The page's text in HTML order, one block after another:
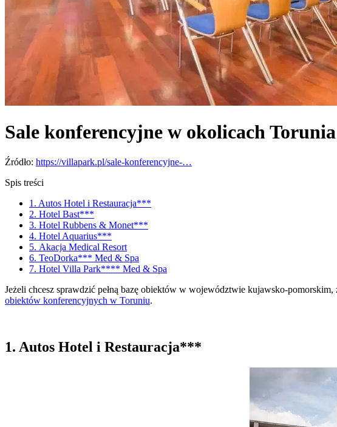
Sale konferencyjne w okolicach
Źródło: https://villapark.pl/sale-konferencyjne-…
Spis treści
1. Autos Hotel i Restauracja***
2. Hotel Bast***
3. Hotel Rubbens & Monet***
4. Hotel Aquarius***
5. Akacja Medical Resort
6. TeoDorka*** Med & Spa
7. Hotel Villa Park**** Med & Spa
Jeżeli chcesz sprawdzić pełną bazę obiektów w województwie kujawsko-pomorskim,
obiektów konferencyjnych w Toruniu.
1. Autos Hotel i Restauracja***